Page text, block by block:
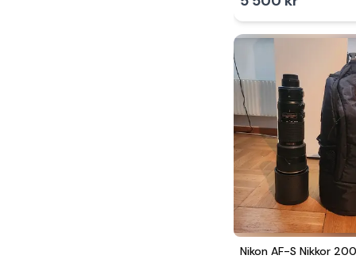
Nikon AF-S Nikkor